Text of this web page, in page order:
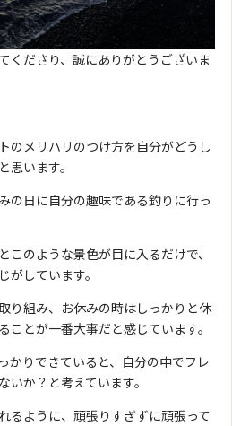
くださり、誠にありがとうございま
のメリハリのつけ方を自分がどうし
思います。
の日に自分の趣味である釣りに行っ
このような景色が目に入るだけで、
がしています。
り組み、お休みの時はしっかりと休
ことが一番大事だと感じています。
かりできていると、自分の中でフレ
いか？と考えています。
るように、頑張りすぎずに頑張って